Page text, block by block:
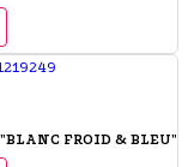
FROID & BLEU"